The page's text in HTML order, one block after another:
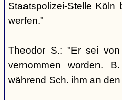
Staatspolizei-Stelle
werfen."
Theodor S.: "Er sei
vernommen worden.
während Sch. ihm an